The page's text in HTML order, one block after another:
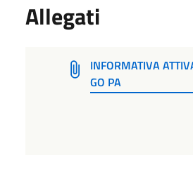
Allegati
INFORMATIVA
GO PA